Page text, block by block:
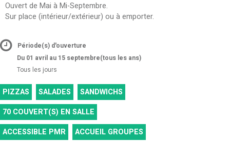
Ouvert de Mai à Mi-Septembre.
Sur place (intérieur/extérieur) ou à emporter.
Période(s) d'ouverture
Du 01 avril au 15 septembre(tous les ans)
Tous les jours
PIZZAS SALADES
SANDWICHS
70 COUVERT(S) EN SALLE
ACCESSIBLE PMR
ACCUEIL GROUPES